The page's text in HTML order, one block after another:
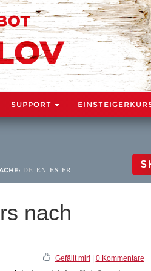
SUPPORT
DE EN ES FR
nach
Gefällt mir!| 0 Kommentare